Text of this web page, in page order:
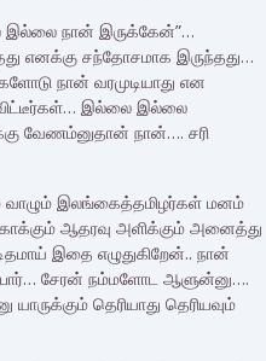
இல்லை நான் இருக்கேன்”…
எனக்கு சந்தோசமாக இருந்தது…
நான் வரமுடியாது என
இல்லை இல்லை
வேணம்னுதான் நான்…. சரி
வாழும் இலங்கைத்தமிழர்கள் மனம்
ஆதரவு அளிக்கும் அனைத்து
இதை எழுதுகிறேன்.. நான்
சேரன் நம்மளோட ஆளுன்னு….
தெரியாது தெரியவும்